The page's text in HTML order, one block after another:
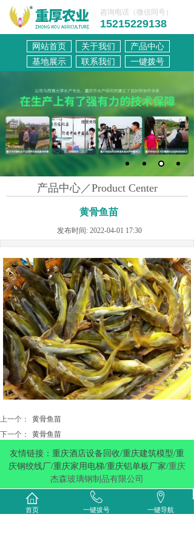
咨询电话（微信同号）
15215229138
网站首页 关于我们
产品中心
基地展示
联系我们 一键拨号
联系我们
产品中心／Product Center
黄骨鱼苗
发布时间: 2022-04-01 17:30
上一个：
黄骨鱼苗
下一个：
黄骨鱼苗
友情链接：重庆酒店设备回收/重庆建筑模型/重
庆钢绞线厂/重庆家用电梯/重庆铝单板厂家/重庆
杰森玻璃钢制品有限公司
Copyright 2019 重庆市长寿区重厚农业有限公司 ALL
首页 一键拔号 一键导航